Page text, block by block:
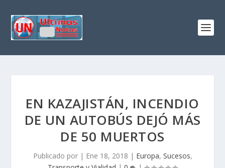
EN KAZAJISTÁN, INCENDIO
DE UN AUTOBÚS DEJÓ MÁS
DE 50 MUERTOS
Publicado por | Ene 18, 2018 | Europa, Sucesos,